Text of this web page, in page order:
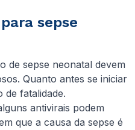
sepse
de sepse neonatal devem
Quanto antes se iniciar
fatalidade.
antivirais podem
que a causa da sepse é